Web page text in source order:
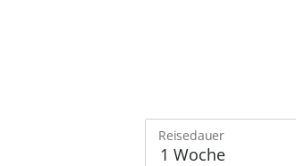
Reisedauer